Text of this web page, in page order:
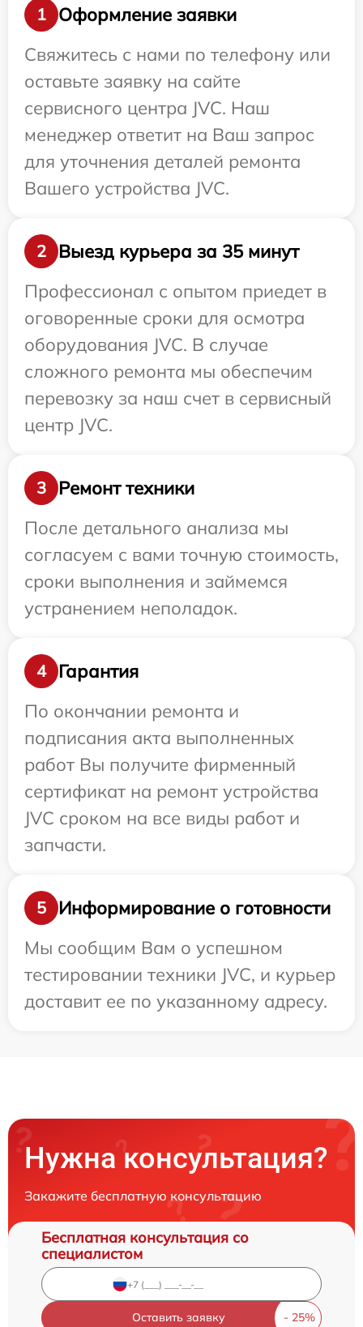
1
Оформление заявки
Свяжитесь с нами по телефону или
оставьте заявку на сайте
сервисного центра JVC. Наш
менеджер ответит на Ваш запрос
для уточнения деталей ремонта
Вашего устройства JVC.
2
Выезд курьера за 35 минут
Профессионал с опытом приедет в
оговоренные сроки для осмотра
оборудования JVC. В случае
сложного ремонта мы обеспечим
перевозку за наш счет в сервисный
центр JVC.
3
Ремонт техники
После детального анализа мы
согласуем с вами точную стоимость,
сроки выполнения и займемся
устранением неполадок.
4
Гарантия
По окончании ремонта и
подписания акта выполненных
работ Вы получите фирменный
сертификат на ремонт устройства
JVC сроком на все виды работ и
запчасти.
5
Информирование о готовности
Мы сообщим Вам о успешном
тестировании техники JVC, и курьер
доставит ее по указанному адресу.
Нужна консультация?
Закажите бесплатную консультацию
Бесплатная консультация со
специалистом
Оставить заявку